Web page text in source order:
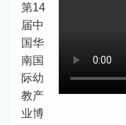
第14
届中
国华
南国
际幼
教产
业博